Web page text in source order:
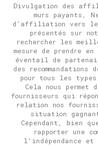
Divulgation des
murs payants,
d'affiliation vers les
présentés sur
rechercher les
mesure de prendre
éventail de
des
pour tous les types
Cela nous
fournisseurs qui
relation nos
situation
Cependant, bien
rapporter une
l'indépendance et